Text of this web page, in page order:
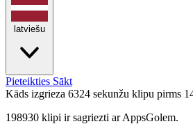
latviešu
Pieteikties Sākt
Kāds izgrieza 6324 sekunžu klipu pirms
198930 klipi ir sagriezti ar AppsGolem.